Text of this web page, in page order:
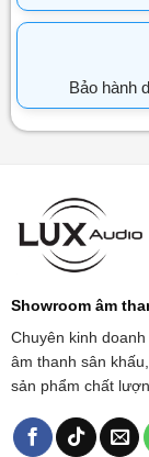
Bảo hành
Showroom âm
Chuyên kinh
âm thanh sân
sản phẩm chất